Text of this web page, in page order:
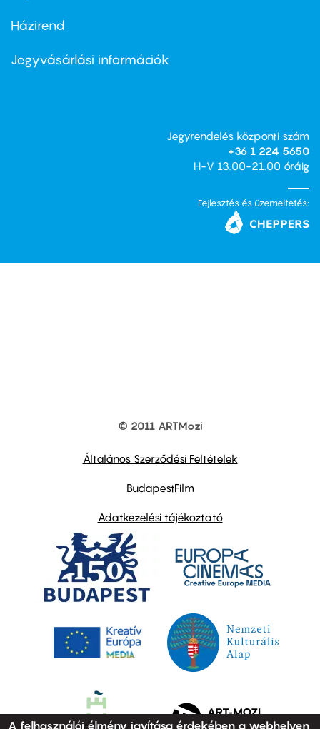
Footer
second
Házirend
Jegyvásárlási információk
Jegyrendelés központi szám
+36 1 224 5650
H-V 13.00-21.00 óráig
Fejlesztés és üzemeltetés:
© 2011 ARTMozi
Általános Szerződési Feltételek
BudapestFilm
Adatkezelési tájékoztató
A felhasználói élmény javítása érdekében a webhelyen